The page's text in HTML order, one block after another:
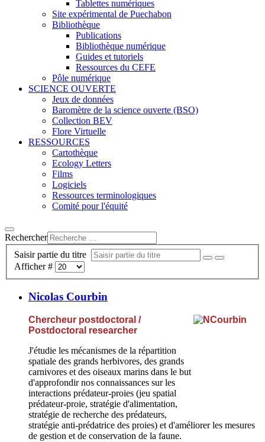
Tablettes numériques
Site expérimental de Puechabon
Bibliothèque
Publications
Bibliothèque numérique
Guides et tutoriels
Ressources du CEFE
Pôle numérique
SCIENCE OUVERTE
Jeux de données
Baromètre de la science ouverte (BSO)
Collection BEV
Flore Virtuelle
RESSOURCES
Cartothèque
Ecology Letters
Films
Logiciels
Ressources terminologiques
Comité pour l'équité
Rechercher
Saisir partie du titre
Afficher #
Nicolas Courbin
Chercheur postdoctoral /
Postdoctoral researcher
J'étudie les mécanismes de la répartition
spatiale des grands herbivores, des grands
carnivores et des oiseaux marins dans le but
d'approfondir nos connaissances sur les
interactions prédateur-proies (jeu spatial
prédateur-proie, stratégie d'alimentation,
stratégie de recherche des prédateurs,
stratégie anti-prédatrice des proies) et d'améliorer les mesures
de gestion et de conservation de la faune.